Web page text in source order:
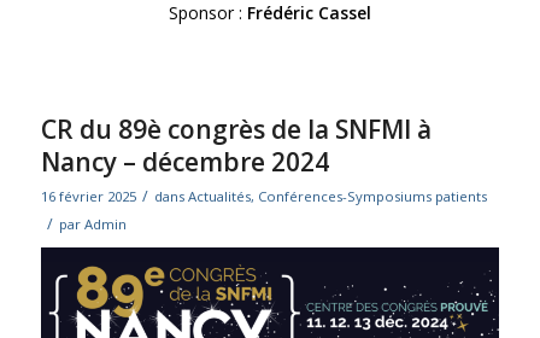
Sponsor : Frédéric Cassel
CR du 89è congrès de la SNFMI à
Nancy – décembre 2024
16 février 2025 / dans Actualités, Conférences-Symposiums patients
/ par Admin